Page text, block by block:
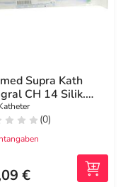
Supra Kath
CH 14 Silik.
(0)
€